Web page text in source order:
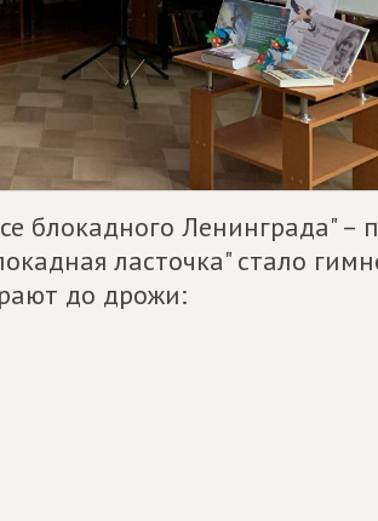
блокадного Ленинграда" –
ласточка" стало
до дрожи: